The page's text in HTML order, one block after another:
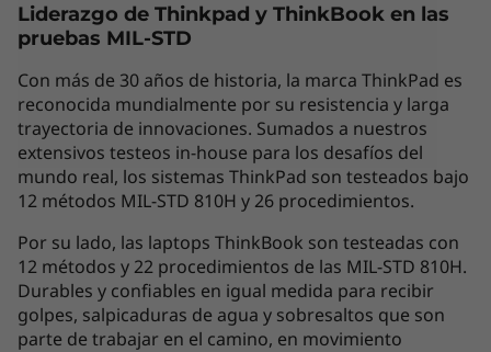
Los accesorios exhibidos no están incluidos
Las características de cada producto pueden
variar según el país de adquisición del mismo,
por lo que la siguiente descripción no debe ser
interpretada como un compromiso
contractual. Te invitamos a revisar las
características específicas para cada producto
antes de realizar la compra online en la sección
'Ver Modelos' de esta misma página, o con un
asesor de ventas si es en una tienda física.
Liderazgo de Thinkpad y ThinkBook en las
pruebas MIL-STD
Con más de 30 años de historia, la marca ThinkPad es
reconocida mundialmente por su resistencia y larga
trayectoria de innovaciones. Sumados a nuestros
extensivos testeos in-house para los desafíos del
mundo real, los sistemas ThinkPad son testeados bajo
12 métodos MIL-STD 810H y 26 procedimientos.
Por su lado, las laptops ThinkBook son testeadas con
12 métodos y 22 procedimientos de las MIL-STD 810H.
Durables y confiables en igual medida para recibir
golpes, salpicaduras de agua y sobresaltos que son
parte de trabajar en el camino, en movimiento